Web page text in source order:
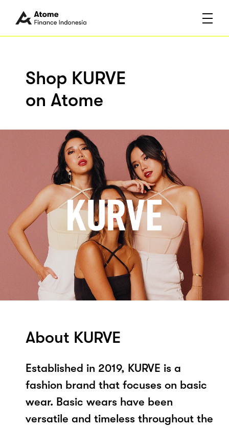
Shop KURVE
on Atome
About KURVE
Established in 2019, KURVE is a
fashion brand that focuses on basic
wear. Basic wears have been
versatile and timeless throughout the